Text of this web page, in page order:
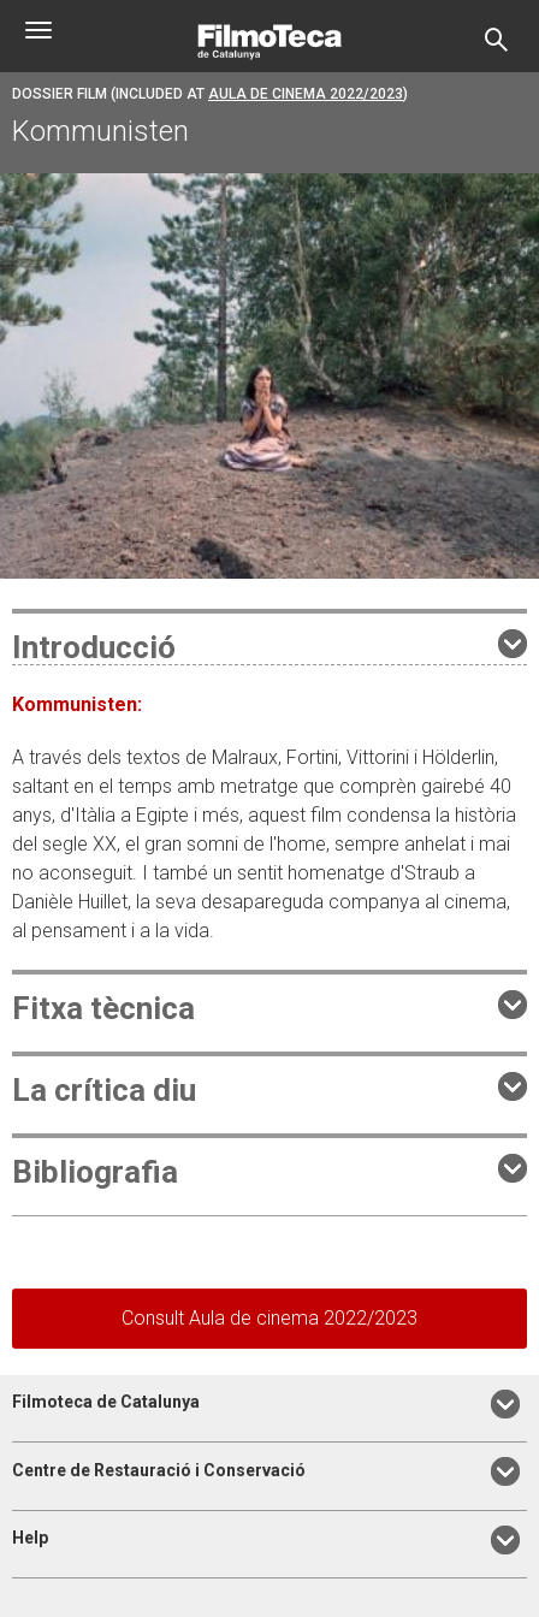
content
Toggle
DOSSIER FILM (INCLUDED AT AULA DE CINEMA 2022/2023)
Kommunisten
Introducció
Kommunisten:
A través dels textos de Malraux, Fortini, Vittorini i Hölderlin,
saltant en el temps amb metratge que comprèn gairebé 40
anys, d'Itàlia a Egipte i més, aquest film condensa la història
del segle XX, el gran somni de l'home, sempre anhelat i mai
no aconseguit. I també un sentit homenatge d'Straub a
Danièle Huillet, la seva desapareguda companya al cinema,
al pensament i a la vida.
Fitxa tècnica
La crítica diu
Bibliografia
Consult Aula de cinema 2022/2023
Filmoteca de Catalunya
Centre de Restauració i Conservació
Help